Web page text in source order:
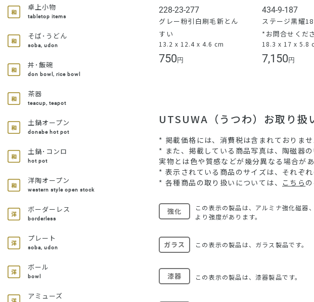
卓上小物
tabletop items
そば･うどん
soba, udon
丼･飯碗
don bowl, rice bowl
茶器
teacup, teapot
土鍋オープン
donabe hot pot
土鍋･コンロ
hot pot
洋陶オープン
western style open stock
ボーダーレス
borderless
プレート
soba, udon
ボール
bowl
アミューズ
228-23-277
グレー粉引白刷毛新とん
すい
13.2 x 12.4 x 4.6 cm
750 円
434-9-187
ステージ黒耀
*お問合せくだ
18.3 x 17 x 5.8
7,150 円
UTSUWA（うつわ）お取り扱
* 掲載価格には、消費税は含まれておりませ
* また、掲載している商品写真は、陶磁器
実物とは色や質感などが幾分異なる場合が
* 表示されている商品のサイズは、それぞ
* 各種商品の取り扱いについては、 こちら
強化
この表示の製品は、アルミナ強化磁器
より強度があります。
ガラス この表示の製品は、ガラス製品です。
漆器 この表示の製品は、漆器製品です。